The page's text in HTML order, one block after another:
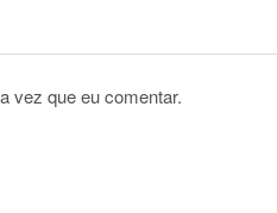
vez que eu comentar.